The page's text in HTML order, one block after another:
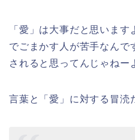
「愛」は大事だと思いま
でごまかす人が苦手なんで
されると思ってんじゃねー
言葉と「愛」に対する冒涜